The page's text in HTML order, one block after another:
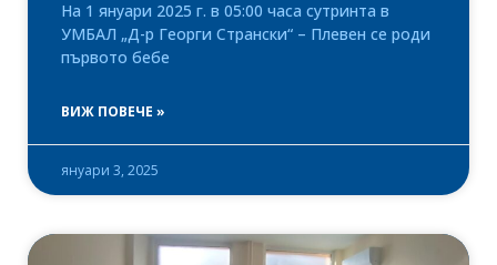
На 1 януари 2025 г. в 05:00 часа сутринта в
УМБАЛ „Д-р Георги Странски“ – Плевен се роди
първото бебе
ВИЖ ПОВЕЧЕ »
януари 3, 2025